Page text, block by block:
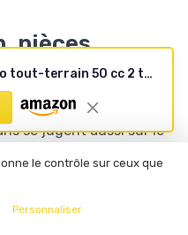
pièces
14 ans
se jugent aussi sur le
Une moto à boîte
mais une révision
peuvent
Rodiuiu mini moto tout-terrain 50 cc 2 temps pour enfants
le contrôle sur ceux que
Personnaliser